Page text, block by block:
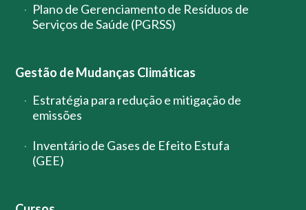
Plano de Gerenciamento de Resíduos de
Serviços de Saúde (PGRSS)
Gestão de Mudanças Climáticas
Estratégia para redução e mitigação de
emissões
Inventário de Gases de Efeito Estufa
(GEE)